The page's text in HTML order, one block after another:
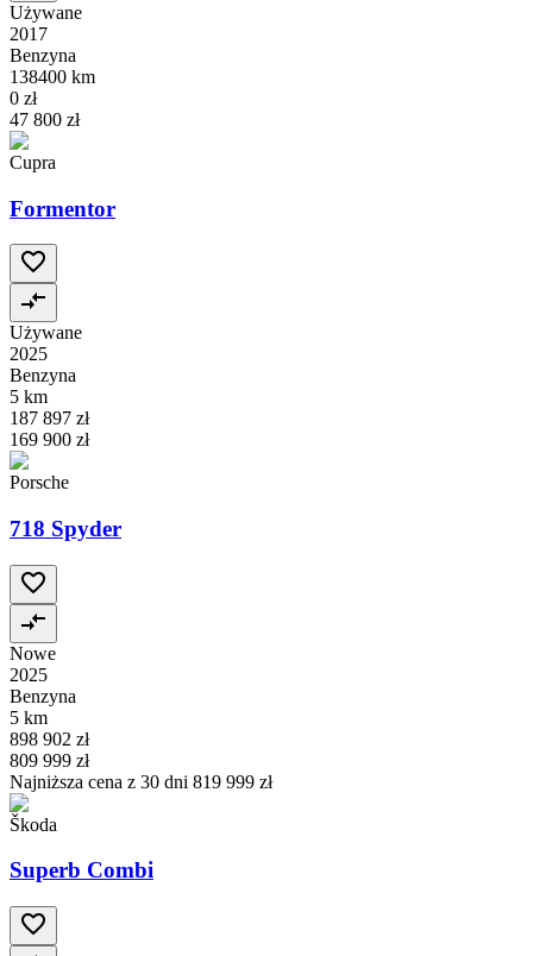
Używane
2017
Benzyna
138400 km
0 zł
47 800 zł
Cupra
Formentor
Używane
2025
Benzyna
5 km
187 897 zł
169 900 zł
Porsche
718 Spyder
Nowe
2025
Benzyna
5 km
898 902 zł
809 999 zł
Najniższa cena z 30 dni 819 999 zł
Škoda
Superb Combi